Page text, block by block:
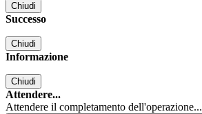
Chiudi
Successo
Chiudi
Informazione
Chiudi
Attendere...
Attendere il completamento dell'operazione...